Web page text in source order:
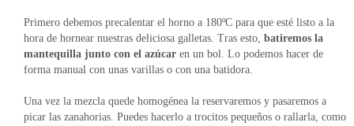
Primero debemos precalentar el horno a 180ºC para que esté listo a la
hora de hornear nuestras deliciosa galletas. Tras esto, batiremos la
mantequilla junto con el azúcar en un bol. Lo podemos hacer de
forma manual con unas varillas o con una batidora.
Una vez la mezcla quede homogénea la reservaremos y pasaremos a
picar las zanahorias. Puedes hacerlo a trocitos pequeños o rallarla, como